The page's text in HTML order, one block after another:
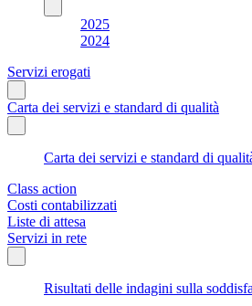
2025
2024
Servizi erogati
Carta dei servizi e standard di qualità
Carta dei servizi e standard di
Class action
Costi contabilizzati
Liste di attesa
Servizi in rete
Risultati delle indagini sulla